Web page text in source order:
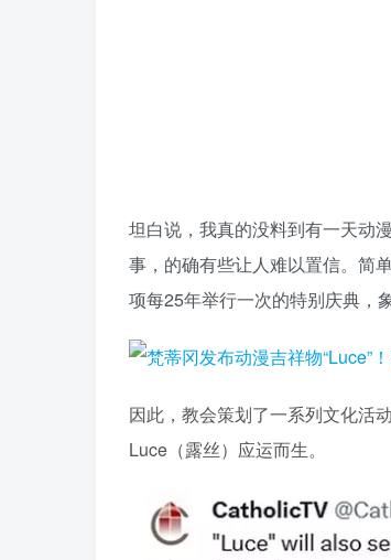
坦白说，我真的没料到有一天动
事，的确有些让人难以置信。简
项每25年举行一次的特别庆典，
因此，教会策划了一系列文化活
Luce（露丝）应运而生。